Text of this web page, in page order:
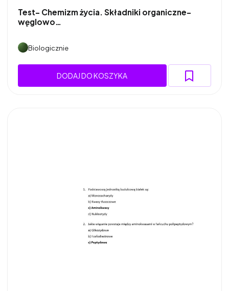
Test- Chemizm życia. Składniki organiczne-
węglowo…
Biologicznie
DODAJ DO KOSZYKA